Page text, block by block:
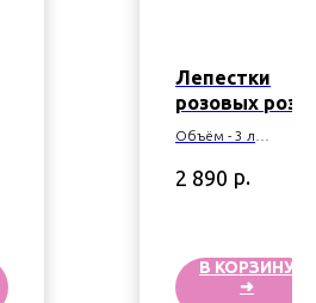
Лепестки
розовых роз
Объём - 3 л
Эквадор
2 890 р.
В КОРЗИНУ
➜